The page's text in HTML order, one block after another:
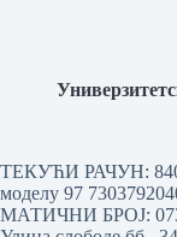
ТЕКУЋИ РАЧУН: 840-
моделу 97
МАТИЧНИ БРОЈ: